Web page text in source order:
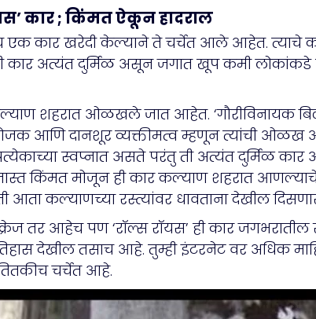
कार ; किंमत ऐकून हादराल
एक कार खरेदी केल्याने ते चर्चेत आले आहेत. त्याचे
कार अत्यंत दुर्मिळ असून जगात खूप कमी
शहरात ओळखले जात आहेत. ‘गौरीविनायक
आणि दानशूर व्यक्तीमत्व म्हणून त्यांची ओळख
स्वप्नात असते परंतु ती अत्यंत दुर्मिळ कार
किंमत मोजून ही कार कल्याण शहरात
कल्याणच्या रस्त्यांवर धावताना देखील
क्रेज तर आहेच पण ‘रॉल्स रॉयस’ ही कार
देखील तसाच आहे. तुम्ही इंटरनेट वर अधिक
चर्चेत आहे.